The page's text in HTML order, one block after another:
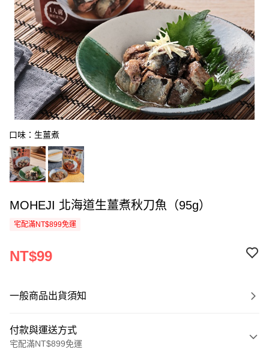
口味：生薑煮
MOHEJI 北海道生薑煮秋刀魚（95g）
宅配滿NT$899免運
NT$99
一般商品出貨須知
付款與運送方式
宅配滿NT$899免運